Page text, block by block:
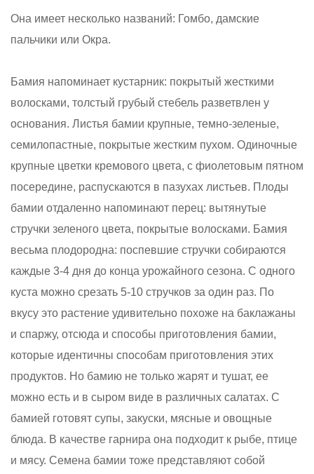
Она имеет несколько названий: Гомбо, дамские
пальчики или Окра.
Бамия напоминает кустарник: покрытый жесткими
волосками, толстый грубый стебель разветвлен у
основания. Листья бамии крупные, темно-зеленые,
семилопастные, покрытые жестким пухом. Одиночные
крупные цветки кремового цвета, с фиолетовым пятном
посередине, распускаются в пазухах листьев. Плоды
бамии отдаленно напоминают перец: вытянутые
стручки зеленого цвета, покрытые волосками. Бамия
весьма плодородна: поспевшие стручки собираются
каждые 3-4 дня до конца урожайного сезона. С одного
куста можно срезать 5-10 стручков за один раз. По
вкусу это растение удивительно похоже на баклажаны
и спаржу, отсюда и способы приготовления бамии,
которые идентичны способам приготовления этих
продуктов. Но бамию не только жарят и тушат, ее
можно есть и в сыром виде в различных салатах. С
бамией готовят супы, закуски, мясные и овощные
блюда. В качестве гарнира она подходит к рыбе, птице
и мясу. Семена бамии тоже представляют собой